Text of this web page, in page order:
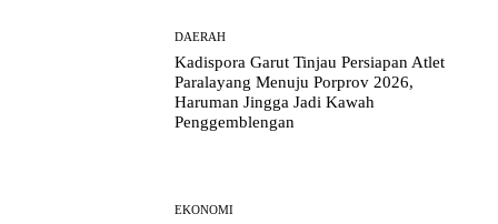
DAERAH
Kadispora Garut Tinjau Persiapan Atlet
Paralayang Menuju Porprov 2026,
Haruman Jingga Jadi Kawah
Penggemblengan
EKONOMI